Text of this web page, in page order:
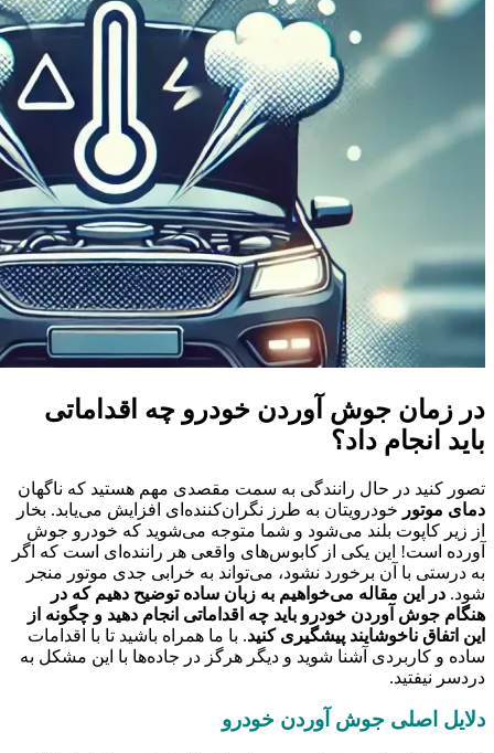
در زمان جوش آوردن خودرو چه اقداماتی
باید انجام داد؟
تصور کنید در حال رانندگی به سمت مقصدی مهم هستید که ناگهان
دمای موتور خودرویتان به طرز نگران‌کننده‌ای افزایش می‌یابد. بخار
از زیر کاپوت بلند می‌شود و شما متوجه می‌شوید که خودرو جوش
آورده است! این یکی از کابوس‌های واقعی هر راننده‌ای است که اگر
به درستی با آن برخورد نشود، می‌تواند به خرابی جدی موتور منجر
شود. در این مقاله می‌خواهیم به زبان ساده توضیح دهیم که در
هنگام جوش آوردن خودرو باید چه اقداماتی انجام دهید و چگونه از
این اتفاق ناخوشایند پیشگیری کنید. با ما همراه باشید تا با اقدامات
ساده و کاربردی آشنا شوید و دیگر هرگز در جاده‌ها با این مشکل به
دردسر نیفتید.
دلایل اصلی جوش آوردن خودرو